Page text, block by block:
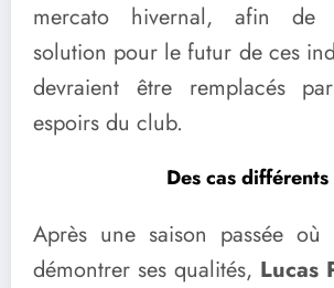
mercato hivernal, afin de
solution pour le futur de ces
devraient être remplacés
espoirs du club.
Des cas différents
Après une saison passée
démontrer ses qualités, Lucas